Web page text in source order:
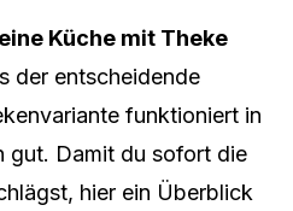
Küche mit Theke
der entscheidende
funktioniert in
gut. Damit du sofort die
hier ein Überblick